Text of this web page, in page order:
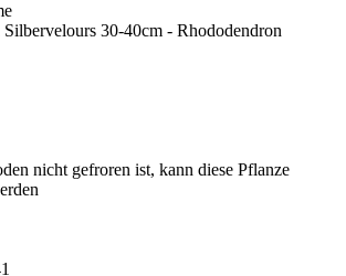
30-40cm - Rhododendron
nicht gefroren ist, kann diese Pflanze